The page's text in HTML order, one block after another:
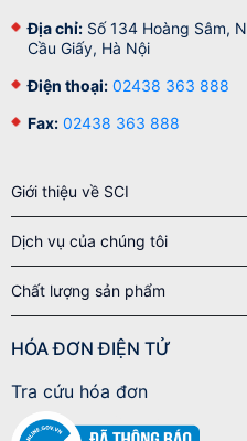
Địa chỉ: Số 134 Hoàng Sâm,
Cầu Giấy, Hà Nội
Điện thoại: 02438 363 888
Fax: 02438 363 888
Giới thiệu về SCI
Dịch vụ của chúng tôi
Chất lượng sản phẩm
HÓA ĐƠN ĐIỆN TỬ
Tra cứu hóa đơn